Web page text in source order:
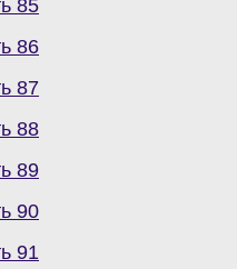
85
86
87
88
89
90
91